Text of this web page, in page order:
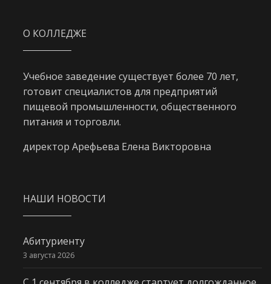
О КОЛЛЕДЖЕ
Учебное заведение существует более 70 лет,
готовит специалистов для предприятий
пищевой промышленности, общественного
питания и торговли.
директор Арефьева Елена Викторовна
НАШИ НОВОСТИ
Абитуриенту
3 августа 2026